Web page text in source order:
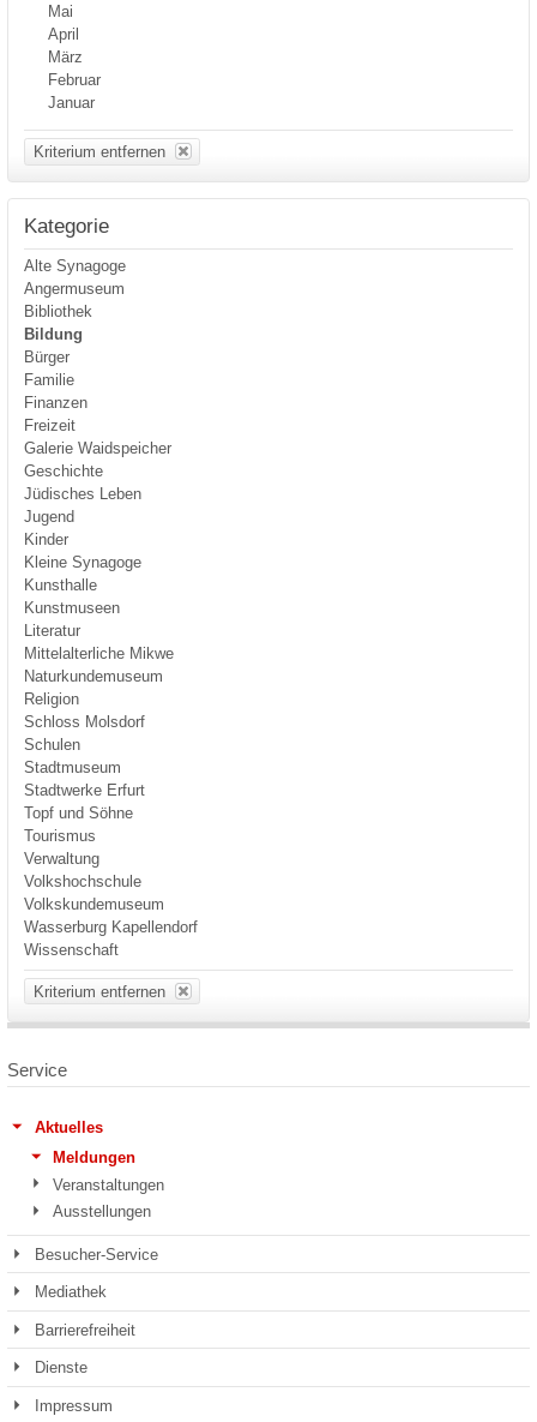
Mai
April
März
Februar
Januar
Kriterium entfernen
Kategorie
Alte Synagoge
Angermuseum
Bibliothek
Bildung
Bürger
Familie
Finanzen
Freizeit
Galerie Waidspeicher
Geschichte
Jüdisches Leben
Jugend
Kinder
Kleine Synagoge
Kunsthalle
Kunstmuseen
Literatur
Mittelalterliche Mikwe
Naturkundemuseum
Religion
Schloss Molsdorf
Schulen
Stadtmuseum
Stadtwerke Erfurt
Topf und Söhne
Tourismus
Verwaltung
Volkshochschule
Volkskundemuseum
Wasserburg Kapellendorf
Wissenschaft
Kriterium entfernen
Service
Aktuelles
Meldungen
Veranstaltungen
Ausstellungen
Besucher-Service
Mediathek
Barrierefreiheit
Dienste
Impressum